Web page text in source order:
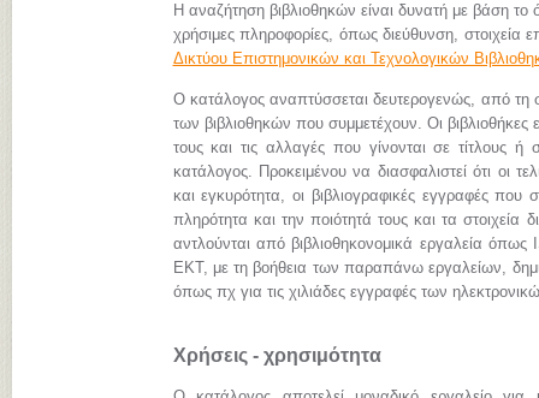
Η αναζήτηση βιβλιοθηκών είναι δυνατή με βάση το
χρήσιμες πληροφορίες, όπως διεύθυνση, στοιχεία
Δικτύου Επιστημονικών και Τεχνολογικών
Ο κατάλογος αναπτύσσεται δευτερογενώς, από
των βιβλιοθηκών που συμμετέχουν. Οι
τους και τις αλλαγές που γίνονται σε τίτλους
κατάλογος. Προκειμένου να διασφαλιστεί ότι οι
και εγκυρότητα, οι βιβλιογραφικές εγγραφές που
πληρότητα και την ποιότητά τους και τα
αντλούνται από βιβλιοθηκονομικά εργαλεία
ΕΚΤ, με τη βοήθεια των παραπάνω εργαλείων,
όπως πχ για τις χιλιάδες εγγραφές των
Χρήσεις - χρησιμότητα